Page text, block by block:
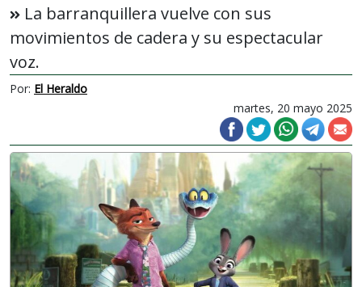
La barranquillera vuelve con sus
movimientos de cadera y su espectacular
voz.
Por: El Heraldo
martes, 20 mayo 2025